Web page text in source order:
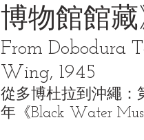
博物館館藏
From Dobodura
Wing, 1945
從多博杜拉到沖繩：
年《Black Water